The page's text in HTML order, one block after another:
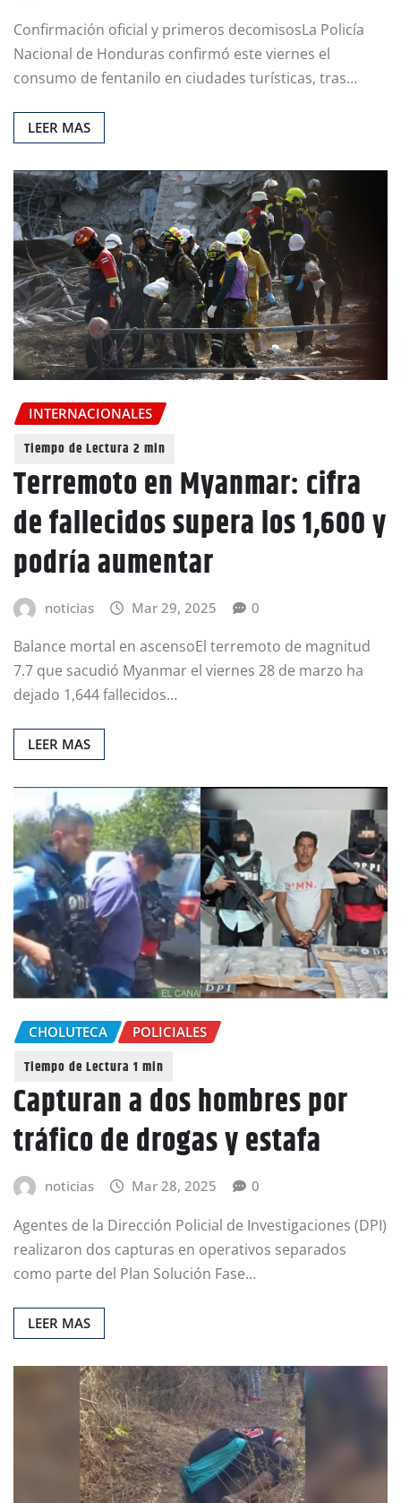
Confirmación oficial y primeros decomisosLa Policía
Nacional de Honduras confirmó este viernes el
consumo de fentanilo en ciudades turísticas, tras…
LEER MAS
INTERNACIONALES
Terremoto en Myanmar: cifra
de fallecidos supera los 1,600 y
podría aumentar
noticias Mar 29, 2025 0
Balance mortal en ascensoEl terremoto de magnitud
7.7 que sacudió Myanmar el viernes 28 de marzo ha
dejado 1,644 fallecidos…
LEER MAS
CHOLUTECA POLICIALES
Capturan a dos hombres por
tráfico de drogas y estafa
noticias Mar 28, 2025 0
Agentes de la Dirección Policial de Investigaciones (DPI)
realizaron dos capturas en operativos separados
como parte del Plan Solución Fase…
LEER MAS